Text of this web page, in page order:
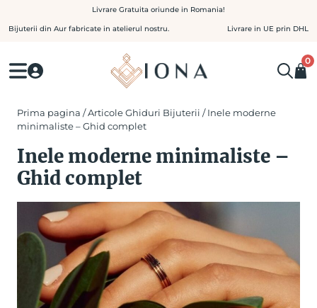
to
Livrare Gratuita oriunde in Romania!
Bijuterii din Aur fabricate in atelierul nostru. Livrare in UE prin DHL
0
Prima pagina /Articole Ghiduri Bijuterii / Inele moderne
minimaliste – Ghid complet
Inele moderne minimaliste –
Ghid complet